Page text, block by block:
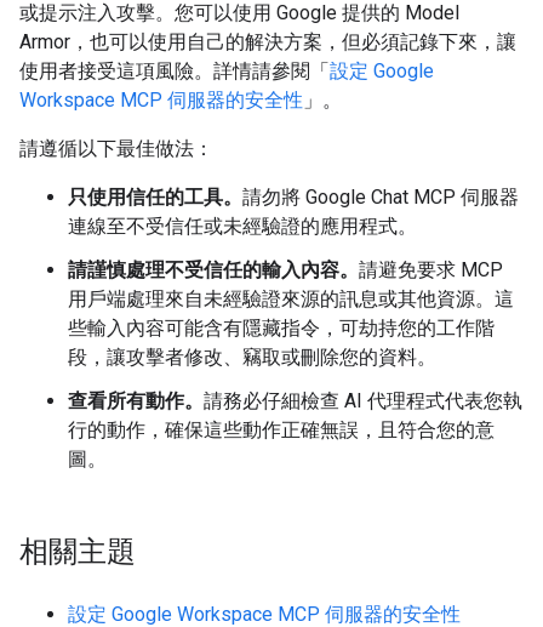
或提示注入攻擊。您可以使用 Google 提供的 Model
Armor，也可以使用自己的解決方案，但必須記錄下來，讓
使用者接受這項風險。詳情請參閱「設定 Google
Workspace MCP 伺服器的安全性 」。
請遵循以下最佳做法：
只使用信任的工具。 請勿將 Google Chat MCP 伺服器
連線至不受信任或未經驗證的應用程式。
請謹慎處理不受信任的輸入內容。 請避免要求 MCP
用戶端處理來自未經驗證來源的訊息或其他資源。這
些輸入內容可能含有隱藏指令，可劫持您的工作階
段，讓攻擊者修改、竊取或刪除您的資料。
查看所有動作。 請務必仔細檢查 AI 代理程式代表您執
行的動作，確保這些動作正確無誤，且符合您的意
圖。
相關主題
設定 Google Workspace MCP 伺服器的安全性